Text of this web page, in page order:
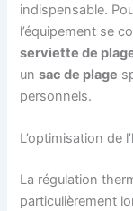
indispensable.
l’équipement se
serviette de
unsac de plage
personnels.
L’optimisation de
La régulation
particulièrement